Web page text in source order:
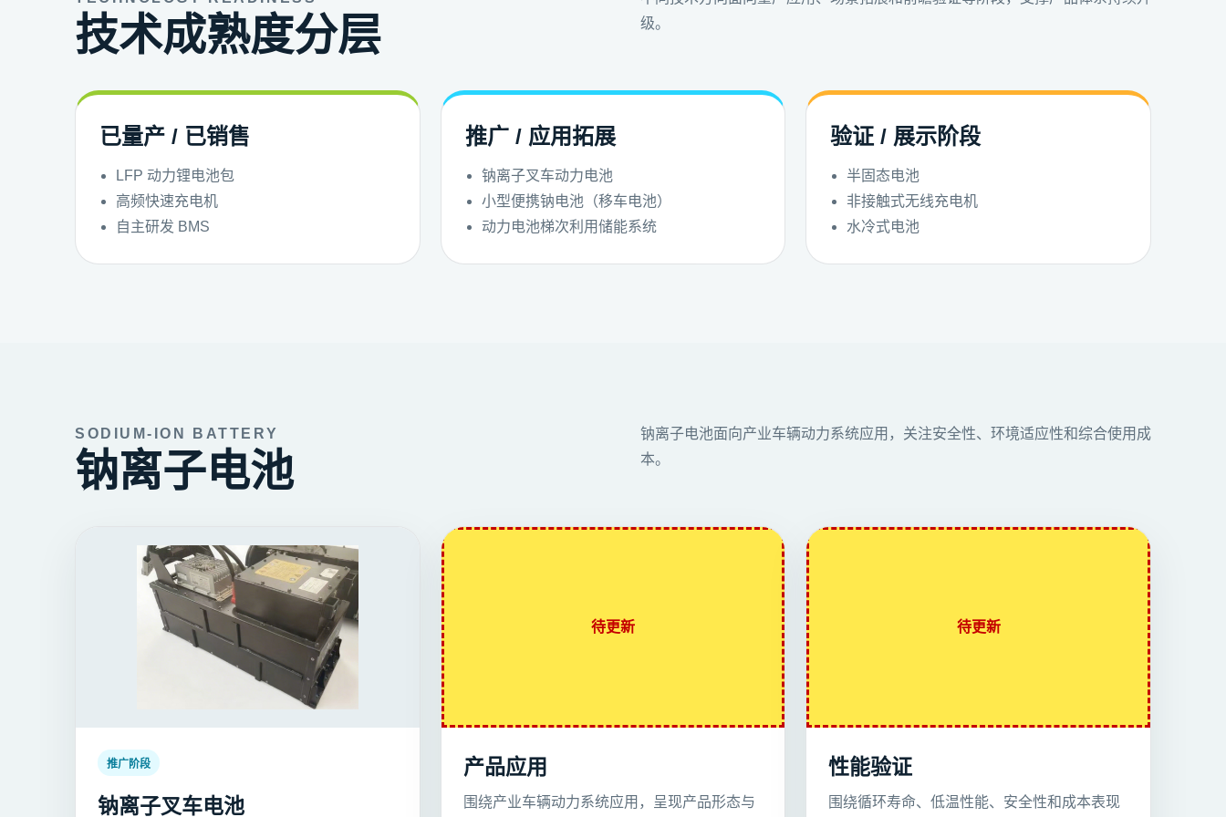
技术成熟度分层
级。
已量产 / 已销售
LFP 动力锂电池包
高频快速充电机
自主研发 BMS
推广 / 应用拓展
钠离子叉车动力电池
小型便携钠电池（移车电池）
动力电池梯次利用储能系统
验证 / 展示阶段
半固态电池
非接触式无线充电机
水冷式电池
SODIUM-ION BATTERY
钠离子电池
钠离子电池面向产业车辆动力系统应用，关注安全性、环境适应性和综合使用成
本。
推广阶段
钠离子叉车电池
待更新
产品应用
围绕产业车辆动力系统应用，呈现产品形态与
待更新
性能验证
围绕循环寿命、低温性能、安全性和成本表现